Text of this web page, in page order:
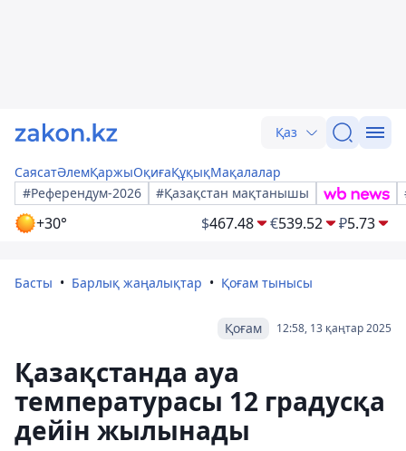
Қаз
СаясатӘлемҚаржыОқиғаҚұқықМақалалар
#Референдум-2026
#Қазақстан мақтанышы
+30° $467.48 €539.52 ₽5.73
Басты Барлық жаңалықтар Қоғам тынысы
12:58, 13 қаңтар 2025
Қоғам
Қазақстанда ауа
температурасы 12 градусқа
дейін жылынады